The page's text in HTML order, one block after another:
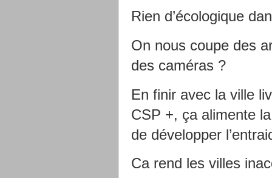
Rien d’écologique
On nous coupe des
des caméras ?
En finir avec la ville
CSP +, ça alimente
de développer
Ca rend les villes